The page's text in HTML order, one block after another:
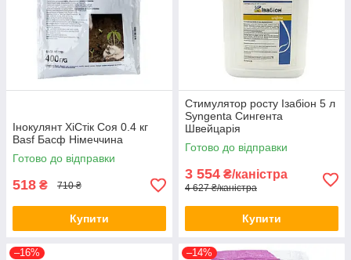
Інокулянт ХіСтік Соя 0.4 кг
Basf Басф Німеччина
Готово до відправки
518 ₴ 710 ₴
Купити
Стимулятор росту Ізабіон 5 л
Syngenta Сингента
Швейцарія
Готово до відправки
3 554 ₴/каністра
4 627 ₴/каністра
Купити
–16% –14%